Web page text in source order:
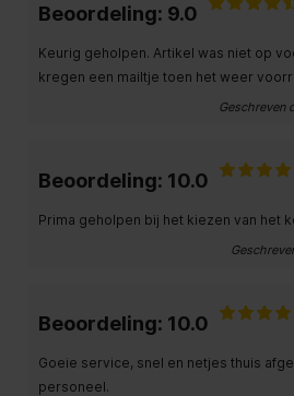
Beoordeling: 9.0
Keurig geholpen. Artikel was niet op
kregen een mailtje toen het weer
Geschreven
Beoordeling: 10.0
Prima geholpen bij het kiezen van het
Beoordeling: 10.0
Goeie service, snel en netjes thuis
personeel.